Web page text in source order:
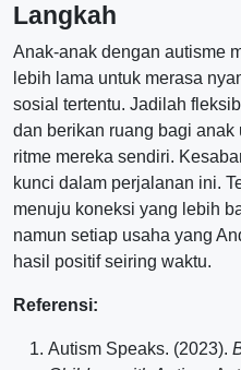
Langkah
Anak-anak dengan autisme
lebih lama untuk merasa
sosial tertentu. Jadilah
dan berikan ruang bagi
ritme mereka sendiri.
kunci dalam perjalanan ini.
menuju koneksi yang lebih
namun setiap usaha yang
hasil positif seiring waktu.
Referensi:
Autism Speaks. (2023).